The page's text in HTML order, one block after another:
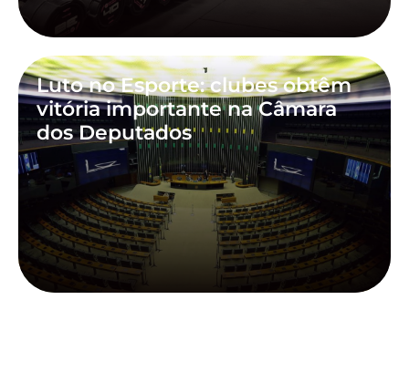
Luto no Esporte: clubes obtêm
vitória importante na Câmara
dos Deputados